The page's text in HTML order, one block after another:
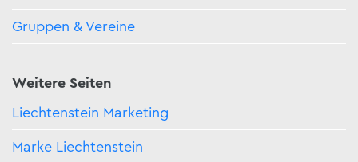
Gruppen & Vereine
Weitere Seiten
Liechtenstein Marketing
Marke Liechtenstein